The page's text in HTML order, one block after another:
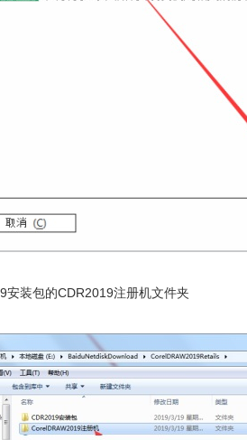
安装包的CDR2019注册机文件夹